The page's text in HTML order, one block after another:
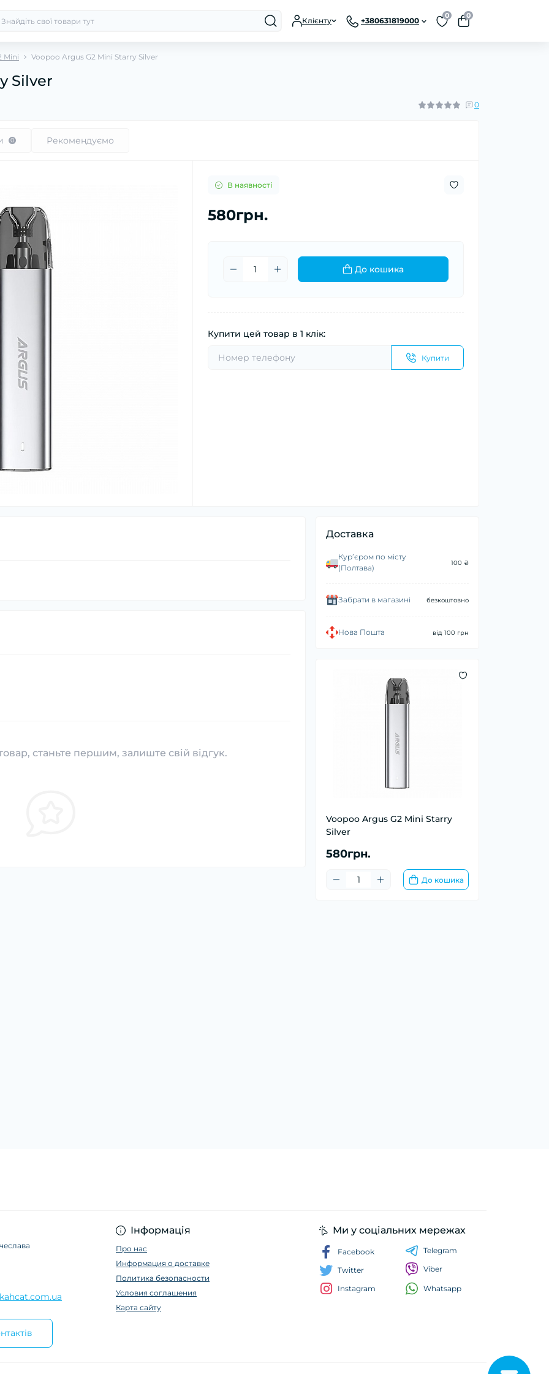
Клієнту +380631819000
0 0
Mini Voopoo Argus G2 Mini Starry Silver
Silver
0
0 Рекомендуємо
В наявності
580грн.
До кошика
Купити цей товар в 1 клік:
Купити
Доставка
Курʼєром по місту
(Полтава)
100 ₴
Забрати в магазині безкоштовно
Нова Пошта від 100 грн
Voopoo Argus G2 Mini Starry
Silver
580грн.
До кошика
станьте першим, залиште свій відгук.
Інформація
Про нас
Информация о доставке
Политика безопасности
Условия соглашения
Карта сайту
Ми у соціальних мережах
Facebook
Twitter
Instagram
Telegram
Viber
Whatsapp